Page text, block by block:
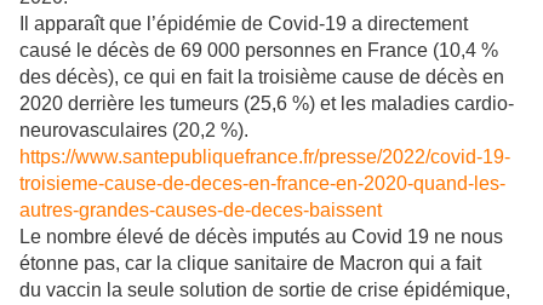
Il apparaît que l’épidémie de Covid-19 a directement
causé le décès de 69 000 personnes en France (10,4 %
des décès), ce qui en fait la troisième cause de décès en
2020 derrière les tumeurs (25,6 %) et les maladies cardio-
neurovasculaires (20,2 %).
https://www.santepubliquefrance.fr/presse/2022/covid-19-
troisieme-cause-de-deces-en-france-en-2020-quand-les-
autres-grandes-causes-de-deces-baissent
Le nombre élevé de décès imputés au Covid 19 ne nous
étonne pas, car la clique sanitaire de Macron qui a fait
du vaccin la seule solution de sortie de crise épidémique,